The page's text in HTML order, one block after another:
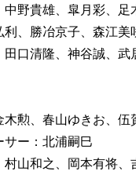
中野貴雄、皐月彩、足
利、勝冶京子、森江美
田口清隆、神谷誠、武
勲、春山ゆきお、伍
サー：北浦嗣巳
山和之、岡本有将、